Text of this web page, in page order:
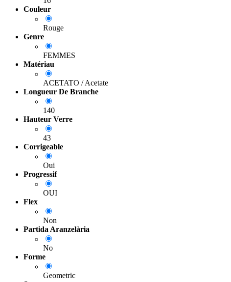
Couleur
Rouge
Genre
FEMMES
Matériau
ACETATO / Acetate
Longueur De Branche
140
Hauteur Verre
43
Corrigeable
Oui
Progressif
OUI
Flex
Non
Partida Aranzelària
No
Forme
Geometric